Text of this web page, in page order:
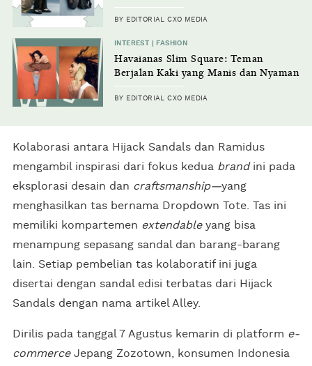
BY EDITORIAL CXO MEDIA
INTEREST | FASHION
Havaianas Slim Square: Teman
Berjalan Kaki yang Manis dan Nyaman
BY EDITORIAL CXO MEDIA
Kolaborasi antara Hijack Sandals dan Ramidus
mengambil inspirasi dari fokus kedua brandini pada
eksplorasi desain dan craftsmanship—yang
menghasilkan tas bernama Dropdown Tote. Tas ini
memiliki kompartemen extendableyang bisa
menampung sepasang sandal dan barang-barang
lain. Setiap pembelian tas kolaboratif ini juga
disertai dengan sandal edisi terbatas dari Hijack
Sandals dengan nama artikel Alley.
Dirilis pada tanggal 7 Agustus kemarin di platform e-
commerceJepang Zozotown, konsumen Indonesia